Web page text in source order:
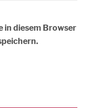
in diesem Browser